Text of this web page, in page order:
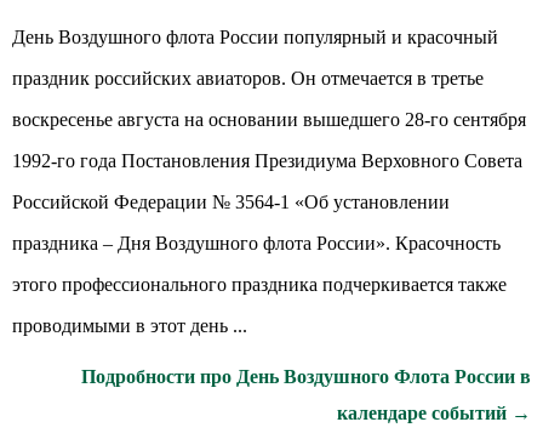
День Воздушного флота России популярный и красочный
праздник российских авиаторов. Он отмечается в третье
воскресенье августа на основании вышедшего 28-го сентября
1992-го года Постановления Президиума Верховного Совета
Российской Федерации № 3564-1 «Об установлении
праздника – Дня Воздушного флота России». Красочность
этого профессионального праздника подчеркивается также
проводимыми в этот день ...
Подробности про День Воздушного Флота России в
календаре событий →